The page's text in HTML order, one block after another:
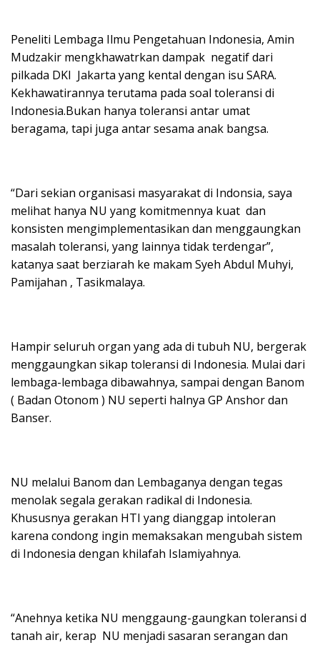
Peneliti Lembaga Ilmu Pengetahuan Indonesia, Amin
Mudzakir mengkhawatrkan dampak negatif dari
pilkada DKI Jakarta yang kental dengan isu SARA.
Kekhawatirannya terutama pada soal toleransi di
Indonesia.Bukan hanya toleransi antar umat
beragama, tapi juga antar sesama anak bangsa.
“Dari sekian organisasi masyarakat di Indonsia, saya
melihat hanya NU yang komitmennya kuat dan
konsisten mengimplementasikan dan menggaungkan
masalah toleransi, yang lainnya tidak terdengar”,
katanya saat berziarah ke makam Syeh Abdul Muhyi,
Pamijahan , Tasikmalaya.
Hampir seluruh organ yang ada di tubuh NU, bergerak
menggaungkan sikap toleransi di Indonesia. Mulai dari
lembaga-lembaga dibawahnya, sampai dengan Banom
( Badan Otonom ) NU seperti halnya GP Anshor dan
Banser.
NU melalui Banom dan Lembaganya dengan tegas
menolak segala gerakan radikal di Indonesia.
Khususnya gerakan HTI yang dianggap intoleran
karena condong ingin memaksakan mengubah sistem
di Indonesia dengan khilafah Islamiyahnya.
“Anehnya ketika NU menggaung-gaungkan toleransi d
tanah air, kerap NU menjadi sasaran serangan dan